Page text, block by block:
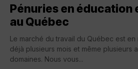
Pénuries en éducation
au Québec
Le marché du travail du Québec est
déjà plusieurs mois et même plusieurs
domaines. Nous vous...